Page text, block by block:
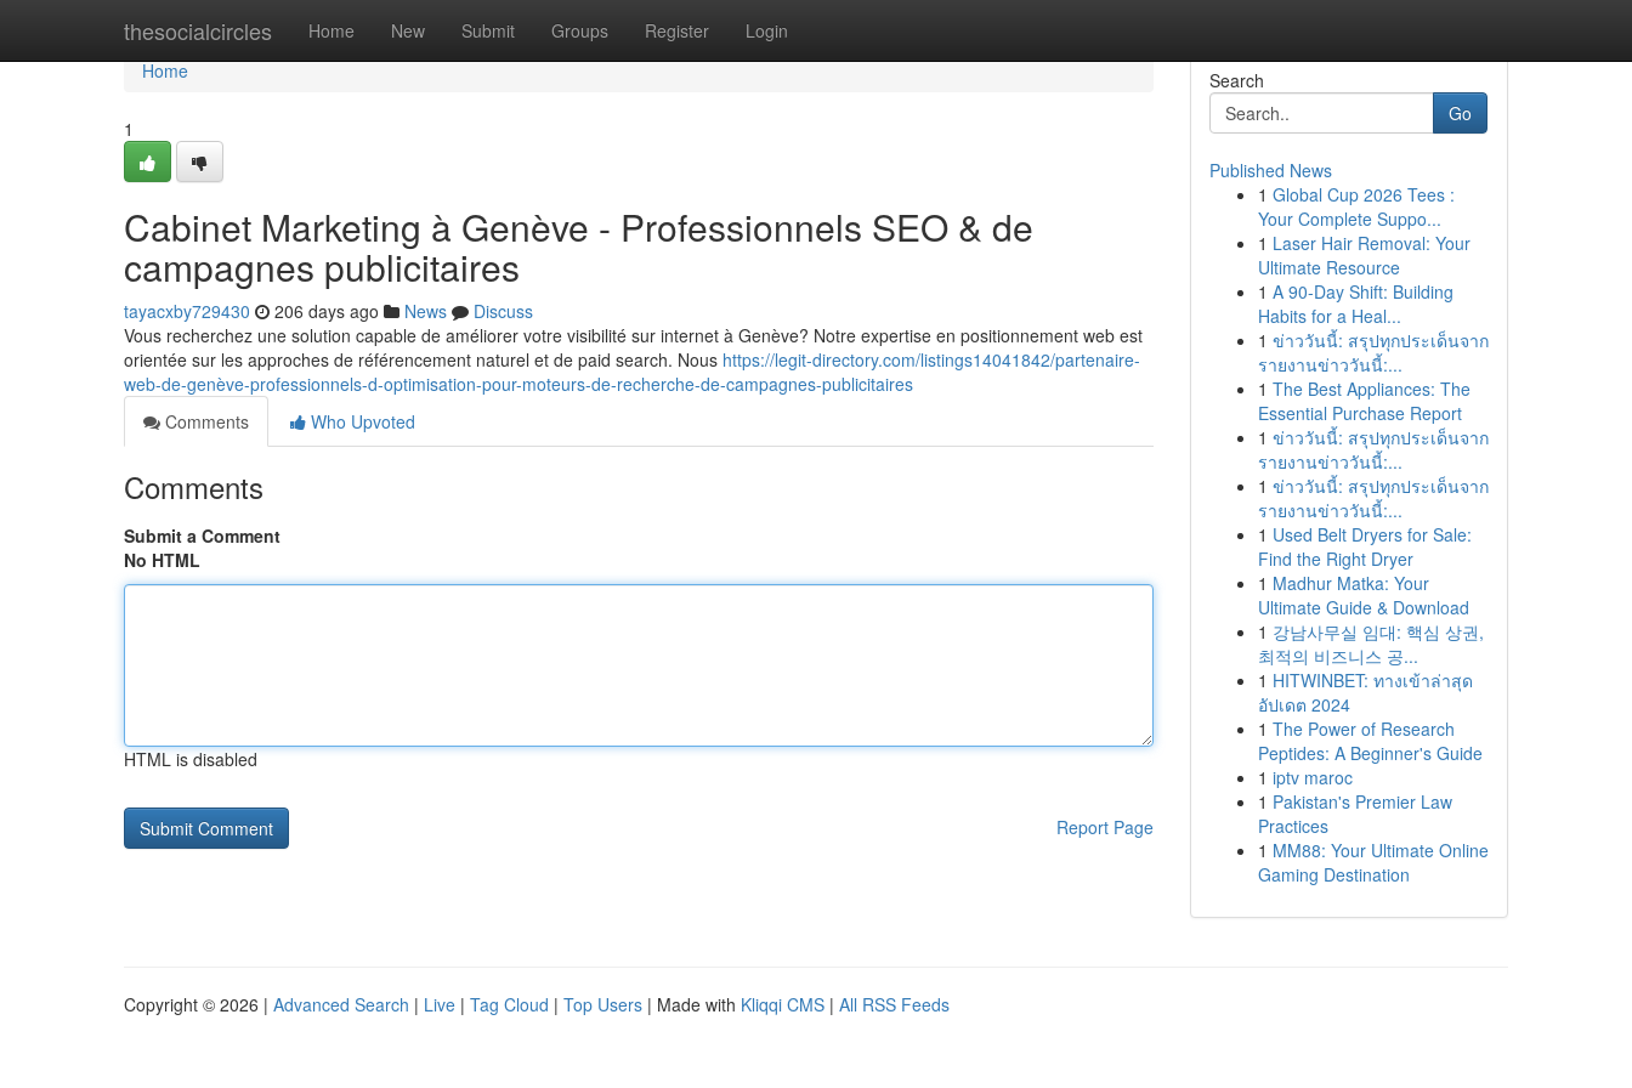
thesocialcircles Home New Submit Groups Register Login
Home
Home
1
Cabinet Marketing à Genève - Professionnels SEO & de
campagnes publicitaires
tayacxby729430 206 days ago News
Discuss
Vous recherchez une solution capable de améliorer votre visibilité sur internet à Genève? Notre expertise en positionnement web est
orientée sur les approches de référencement naturel et de paid search. Nous https://legit-directory.com/listings14041842/partenaire-
web-de-genève-professionnels-d-optimisation-pour-moteurs-de-recherche-de-campagnes-publicitaires
Comments
Who Upvoted
Comments
Submit a Comment
No HTML
HTML is disabled
Report Page
Search
Go
Published News
1 Global Cup 2026 Tees :
Your Complete Suppo...
1 Laser Hair Removal: Your
Ultimate Resource
1 A 90-Day Shift: Building
Habits for a Heal...
1 ข่าววันนี้: สรุปทุกประเด็นจาก
รายงานข่าววันนี้:...
1 The Best Appliances: The
Essential Purchase Report
1 ข่าววันนี้: สรุปทุกประเด็นจาก
รายงานข่าววันนี้:...
1 ข่าววันนี้: สรุปทุกประเด็นจาก
รายงานข่าววันนี้:...
1 Used Belt Dryers for Sale:
Find the Right Dryer
1 Madhur Matka: Your
Ultimate Guide & Download
1 강남사무실 임대: 핵심 상권,
최적의 비즈니스 공...
1 HITWINBET: ทางเข้าล่าสุด
อัปเดต 2024
1 The Power of Research
Peptides: A Beginner's Guide
1 iptv maroc
1 Pakistan's Premier Law
Practices
1 MM88: Your Ultimate Online
Gaming Destination
Copyright © 2026 | Advanced Search | Live | Tag Cloud | Top Users | Made with Kliqqi CMS | All RSS Feeds